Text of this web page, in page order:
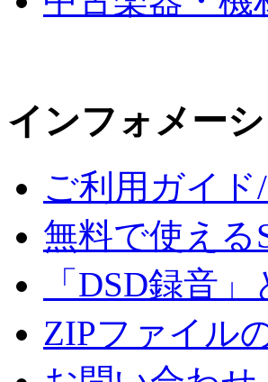
インフォメー
ご利用ガイ
無料で使える
「DSD録音」
ZIPファイル